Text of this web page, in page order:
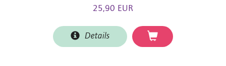
25,90 EUR
Details